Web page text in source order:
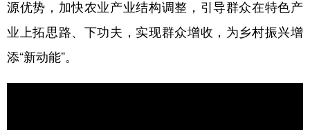
源优势，加快农业产业结构调整，引导群众在特色产
业上拓思路、下功夫，实现群众增收，为乡村振兴增
添“新动能”。